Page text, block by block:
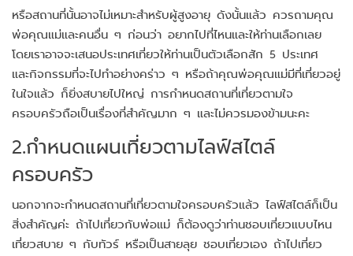
หรือสถานที่นั้นอาจไม่เหมาะสำหรับผู้สูงอายุ ดังนั้นแล้ว ควรถามคุณ
พ่อคุณแม่และคนอื่น ๆ ก่อนว่า อยากไปที่ไหนและให้ท่านเลือกเลย
โดยเราอาจจะเสนอประเทศเที่ยวให้ท่านเป็นตัวเลือกสัก 5 ประเทศ
และกิจกรรมที่จะไปทำอย่างคร่าว ๆ หรือถ้าคุณพ่อคุณแม่มีที่เที่ยวอยู่
ในใจแล้ว ก็ยิ่งสบายไปใหญ่ การกำหนดสถานที่เที่ยวตามใจ
ครอบครัวถือเป็นเรื่องที่สำคัญมาก ๆ และไม่ควรมองข้ามนะคะ
2.กำหนดแผนเที่ยวตามไลฟ์สไตล์
ครอบครัว
นอกจากจะกำหนดสถานที่เที่ยวตามใจครอบครัวแล้ว ไลฟ์สไตล์ก็เป็น
สิ่งสำคัญค่ะ ถ้าไปเที่ยวกับพ่อแม่ ก็ต้องดูว่าท่านชอบเที่ยวแบบไหน
เที่ยวสบาย ๆ กับทัวร์ หรือเป็นสายลุย ชอบเที่ยวเอง ถ้าไปเที่ยว